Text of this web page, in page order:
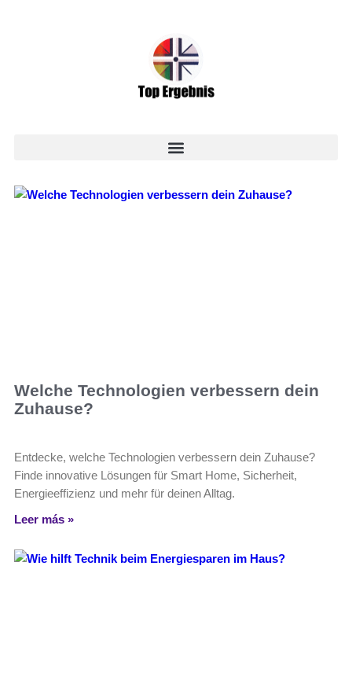
Welche Technologien verbessern dein
Zuhause?
Entdecke, welche Technologien verbessern dein Zuhause?
Finde innovative Lösungen für Smart Home, Sicherheit,
Energieeffizienz und mehr für deinen Alltag.
Leer más »